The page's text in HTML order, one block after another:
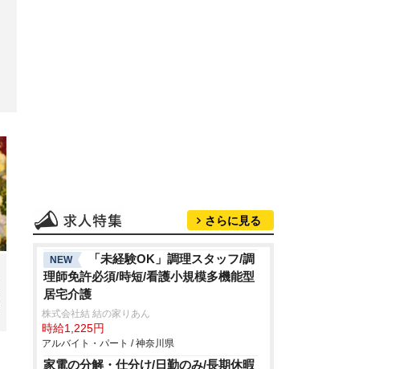
さらに見る
NEW
「未経験OK」調理スタッフ/調
理師免許必須/時短/看護小規模多機能型
居宅介護
株式会社結 結の家りあん
時給1,225円
アルバイト・パート / 神奈川県
家電の分解・仕分け/日勤のみ/長期休暇